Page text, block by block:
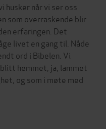
husker når vi ser oss
som overraskende blir
erfaringen. Det
livet en gang til. Nåde
ord i Bibelen. Vi
hemmet, ja, lammet
og som i møte med